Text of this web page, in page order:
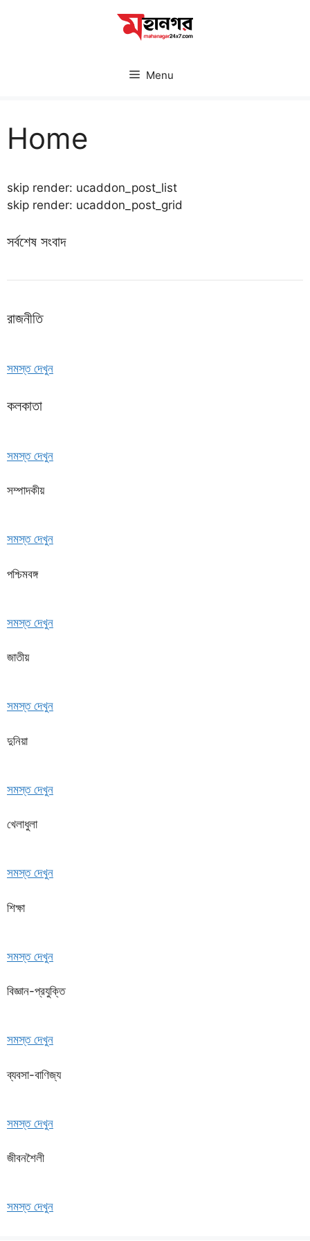
Menu
Home
skip render: ucaddon_post_list
skip render: ucaddon_post_grid
সর্বশেষ সংবাদ
রাজনীতি
সমস্ত দেখুন
কলকাতা
সমস্ত দেখুন
সম্পাদকীয়
সমস্ত দেখুন
পশ্চিমবঙ্গ
সমস্ত দেখুন
জাতীয়
সমস্ত দেখুন
দুনিয়া
সমস্ত দেখুন
খেলাধুলা
সমস্ত দেখুন
শিক্ষা
সমস্ত দেখুন
বিজ্ঞান-প্রযুক্তি
সমস্ত দেখুন
ব্যবসা-বাণিজ্য
সমস্ত দেখুন
জীবনশৈলী
সমস্ত দেখুন